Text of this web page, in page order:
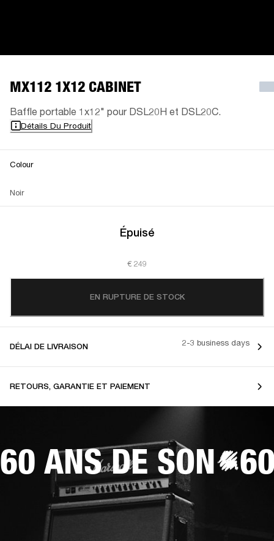
MX112 1X12 CABINET
Baffle portable 1x12" pour DSL20H et DSL20C.
Détails Du Produit
Colour
Noir
Épuisé
€ 249
EN RUPTURE DE STOCK
DÉLAI DE LIVRAISON 2-3 business days
RETOURS, GARANTIE ET PAIEMENT
60 ANS DE SON